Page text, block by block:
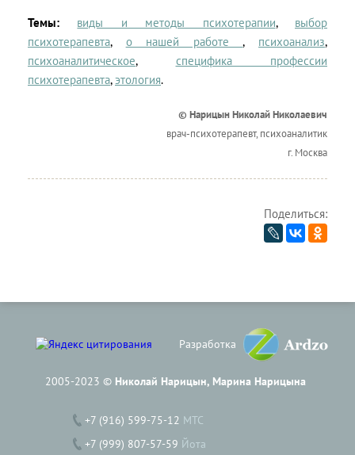
Темы: виды и методы психотерапии, выбор
психотерапевта, о нашей работе, психоанализ,
психоаналитическое, специфика профессии
психотерапевта,этология.
© Нарицын Николай Николаевич
врач-психотерапевт, психоаналитик
г. Москва
Поделиться:
Разработка
2005-2023 © Николай Нарицын, Марина Нарицына
+7 (916) 599-75-12 МТС
+7 (999) 807-57-59 Йота